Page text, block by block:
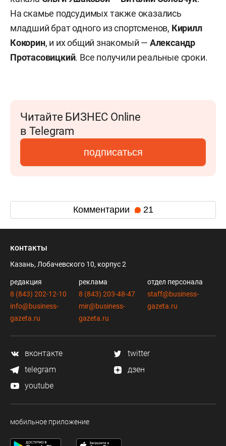
На скамье подсудимых также оказались
младший брат одного из спортсменов, Кирилл
Кокорин, и их общий знакомый — Александр
Протасовицкий. Все получили реальные сроки.
Читайте БИЗНЕС Online
в Telegram
подписаться
Комментарии 21
контакты
Казань, Лобачевского 10, корпус 2
редакция
8 (843) 202-12-10
info@business-
gazeta.ru
реклама
8 (843) 203-48-47
mir@business-
gazeta.ru
отдел персонала
staff@business-
gazeta.ru
вконтакте
twitter
telegram
дзен
youtube
мобильное приложение